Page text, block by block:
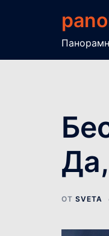
содержимому
ОТ SVETA